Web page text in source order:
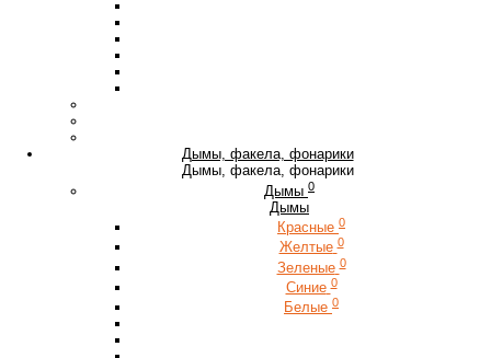
Дымы, факела, фонарики
Дымы, факела, фонарики
Дымы 0
Дымы
Красные 0
Желтые 0
Зеленые 0
Синие 0
Белые 0